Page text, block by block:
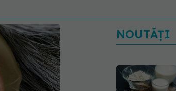
NOUTĂȚI